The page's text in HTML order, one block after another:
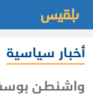
أخبار سياسية
واشنطن